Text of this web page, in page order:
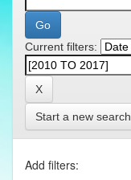
Current filters:
Start a new search
Add filters: